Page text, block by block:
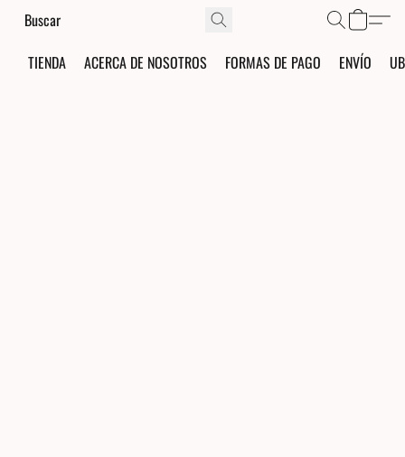
TIENDA ACERCA DE NOSOTROS FORMAS DE PAGO ENVÍO